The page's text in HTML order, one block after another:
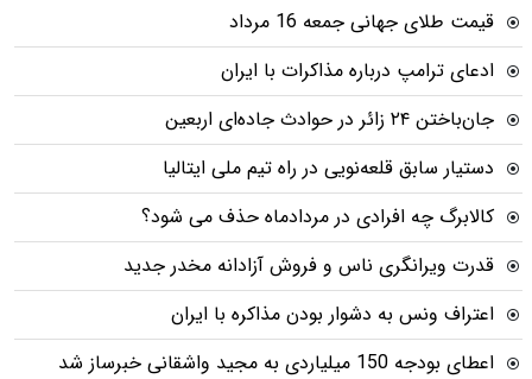
قیمت طلای جهانی جمعه 16 مرداد
ادعای ترامپ درباره مذاکرات با ایران
جان‌باختن ۲۴ زائر در حوادث جاده‌ای اربعین
دستیار سابق قلعه‌نویی در راه تیم ملی ایتالیا
کالابرگ چه افرادی در مردادماه حذف می شود؟
قدرت ویرانگری ناس و فروش آزادانه مخدر جدید
اعتراف ونس به دشوار بودن مذاکره با ایران
اعطای بودجه 150 میلیاردی به مجید واشقانی خبرساز شد